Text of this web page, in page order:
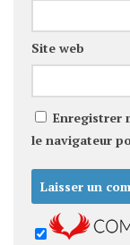
Site web
Enregistrer
le navigateur